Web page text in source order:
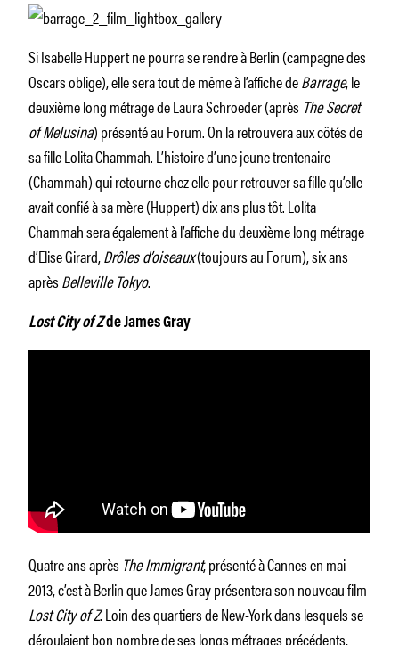
Si Isabelle Huppert ne pourra se rendre à Berlin (campagne des
Oscars oblige), elle sera tout de même à l’affiche deBarrage, le
deuxième long métrage de Laura Schroeder (après The Secret
of Melusina) présenté au Forum. On la retrouvera aux côtés de
sa fille Lolita Chammah. L’histoire d’une jeune trentenaire
(Chammah) qui retourne chez elle pour retrouver sa fille qu’elle
avait confié à sa mère (Huppert) dix ans plus tôt. Lolita
Chammah sera également à l’affiche du deuxième long métrage
d’Elise Girard,Drôles d’oiseaux(toujours au Forum), six ans
aprèsBelleville Tokyo.
Lost City of Zde James Gray
Quatre ans aprèsThe Immigrant, présenté à Cannes en mai
2013, c’est à Berlin que James Gray présentera son nouveau film
Lost City of Z. Loin des quartiers de New-York dans lesquels se
déroulaient bon nombre de ses longs métrages précédents,